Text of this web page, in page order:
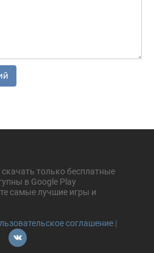
только бесплатные
в Google Play
самые лучшие игры и
соглашение |